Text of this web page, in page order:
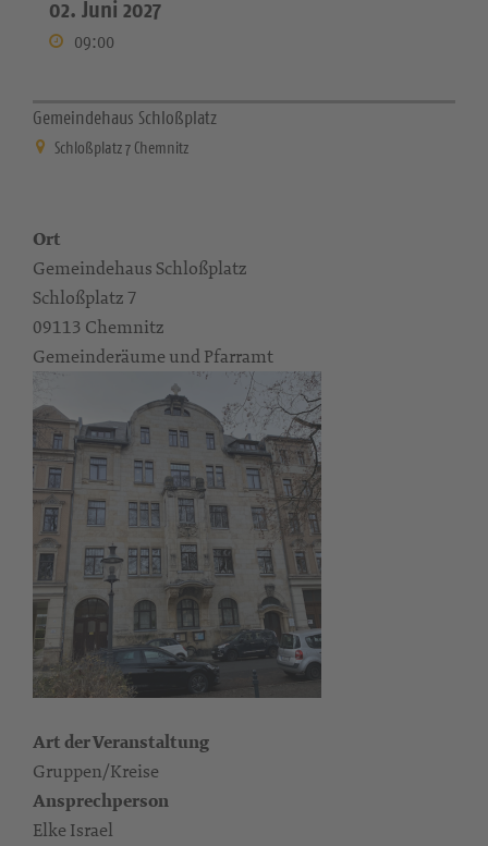
02. Juni 2027
09:00
Gemeindehaus Schloßplatz
Schloßplatz 7 Chemnitz
Ort
Gemeindehaus Schloßplatz
Schloßplatz 7
09113 Chemnitz
Gemeinderäume und Pfarramt
Art der Veranstaltung
Gruppen/Kreise
Ansprechperson
Elke Israel